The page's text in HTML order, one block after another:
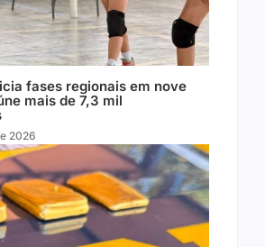
fases regionais em nove
mais de 7,3 mil
2026